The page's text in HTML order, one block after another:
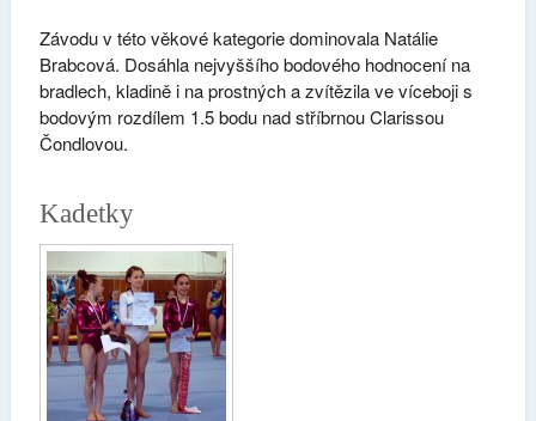
Závodu v této věkové kategorie dominovala Natálie
Brabcová. Dosáhla nejvyššího bodového hodnocení na
bradlech, kladině i na prostných a zvítězila ve víceboji s
bodovým rozdílem 1.5 bodu nad stříbrnou Clarissou
Čondlovou.
Kadetky